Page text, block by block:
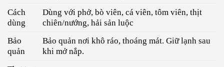
Cách
dùng
Dùng với phở, bò viên, cá viên, tôm viên, thịt
chiên/nướng, hải sản luộc
Bảo
quản
Bảo quản nơi khô ráo, thoáng mát. Giữ lạnh sau
khi mở nắp.